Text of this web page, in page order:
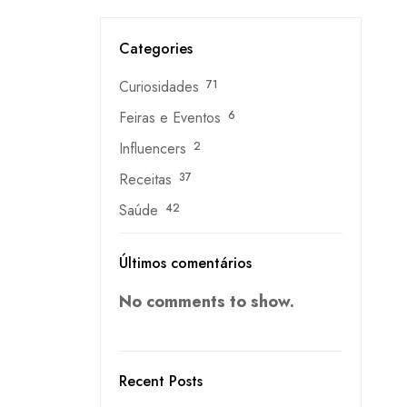
Categories
Curiosidades 71
Feiras e Eventos 6
Influencers 2
Receitas 37
Saúde 42
Últimos comentários
No comments to show.
Recent Posts